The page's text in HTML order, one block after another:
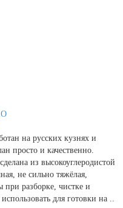
на русских кузнях и
просто и качественно.
из высокоуглеродистой
не сильно тяжёлая,
при разборке, чистке и
для готовки на ..